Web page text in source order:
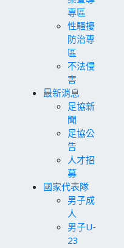
專區
性騷擾
防治專
區
不法侵
害
最新消息
足協新
聞
足協公
告
人才招
募
國家代表隊
男子成
人
男子U-
23